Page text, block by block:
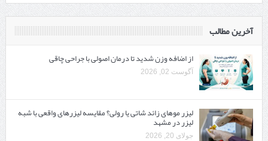
آخرین مطالب
از اضافه وزن شدید تا درمان اصولی با جراحی چاقی
آگوست 02, 2026
لیزر موهای زائد شاتی یا رولی؟ مقایسه لیزرهای واقعی با شبه‌
لیزر در مشهد
جولای 20, 2026